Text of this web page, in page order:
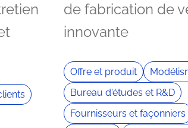
de fabrication de
innovante
Offre et produit
Bureau d'études et R&D
Fournisseurs et façonniers